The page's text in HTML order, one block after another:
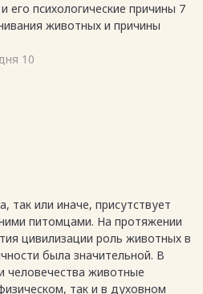
его психологические причины 7
животных и причины
10
опроса на тему "Как
на психоэмоциональное
19
после покупки
так или иначе, присутствует
питомцами. На протяжении
цивилизации роль животных в
была значительной. В
человечества животные
так и в духовном